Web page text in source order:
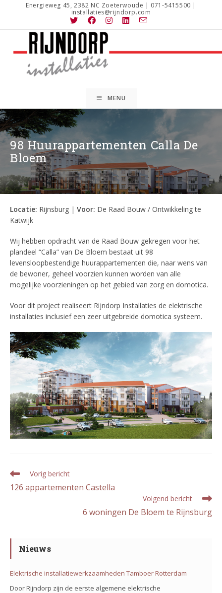
Energieweg 45, 2382 NC Zoeterwoude | 071-5415500 |
installaties@rijndorp.com
MENU
98 Huurappartementen Calla De
Bloem
Locatie: Rijnsburg | Voor: De Raad Bouw / Ontwikkeling te
Katwijk
Wij hebben opdracht van de Raad Bouw gekregen voor het
plandeel “Calla” van De Bloem bestaat uit 98
levensloopbestendige huurappartementen die, naar wens van
de bewoner, geheel voorzien kunnen worden van alle
mogelijke voorzieningen op het gebied van zorg en domotica.
Voor dit project realiseert Rijndorp Installaties de elektrische
installaties inclusief een zeer uitgebreide domotica systeem.
Lees
artikelen
Vorig bericht
126 appartementen Castella
Volgend bericht
6 woningen De Bloem te Rijnsburg
Nieuws
Elektrische installatiewerkzaamheden Tamboer Rotterdam
Door Rijndorp zijn de eerste algemene elektrische